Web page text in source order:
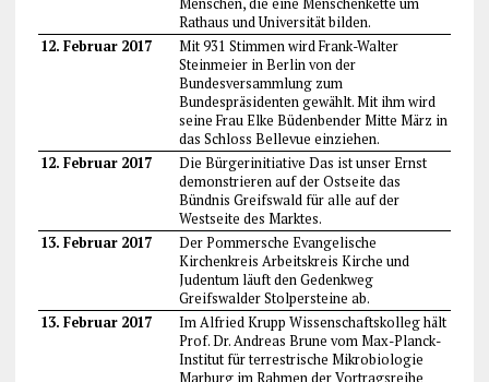
Menschen, die eine Menschenkette um
Rathaus und Universität bilden.
12. Februar 2017
Mit 931 Stimmen wird Frank-Walter
Steinmeier in Berlin von der
Bundesversammlung zum
Bundespräsidenten gewählt. Mit ihm wird
seine Frau Elke Büdenbender Mitte März in
das Schloss Bellevue einziehen.
12. Februar 2017
Die Bürgerinitiative Das ist unser Ernst
demonstrieren auf der Ostseite das
Bündnis Greifswald für alle auf der
Westseite des Marktes.
13. Februar 2017
Der Pommersche Evangelische
Kirchenkreis Arbeitskreis Kirche und
Judentum läuft den Gedenkweg
Greifswalder Stolpersteine ab.
13. Februar 2017
Im Alfried Krupp Wissenschaftskolleg hält
Prof. Dr. Andreas Brune vom Max-Planck-
Institut für terrestrische Mikrobiologie
Marburg im Rahmen der Vortragsreihe